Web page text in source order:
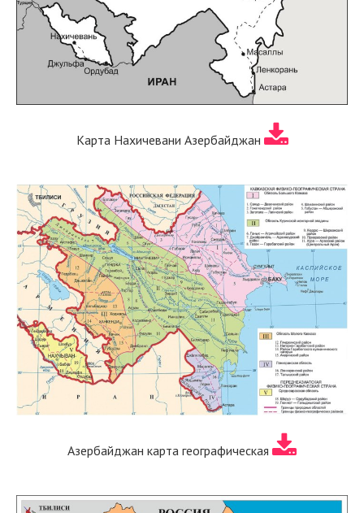
Карта Нахичевани Азербайджан
Азербайджан карта географическая